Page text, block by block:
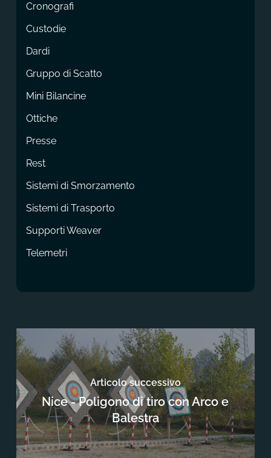
Cronografi
Custodie
Dardi
Gruppo di Scatto
Mini Bilancine
Ottiche
Presse
Rest
Sistemi di Smorzamento
Sistemi di Trasporto
Supporti Weaver
Telemetri
Articolo successivo
Nice - Poligono di tiro con Arco e
Balestra